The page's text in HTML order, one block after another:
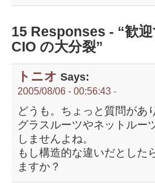
15 Responses - “歓
CIO の大分裂”
トニオ Says:
2005/08/06 - 00:56:43 -
どうも。ちょっと質問があ
グラスルーツやネットルー
しませんよね。
もし構造的な違いだとした
ますか？